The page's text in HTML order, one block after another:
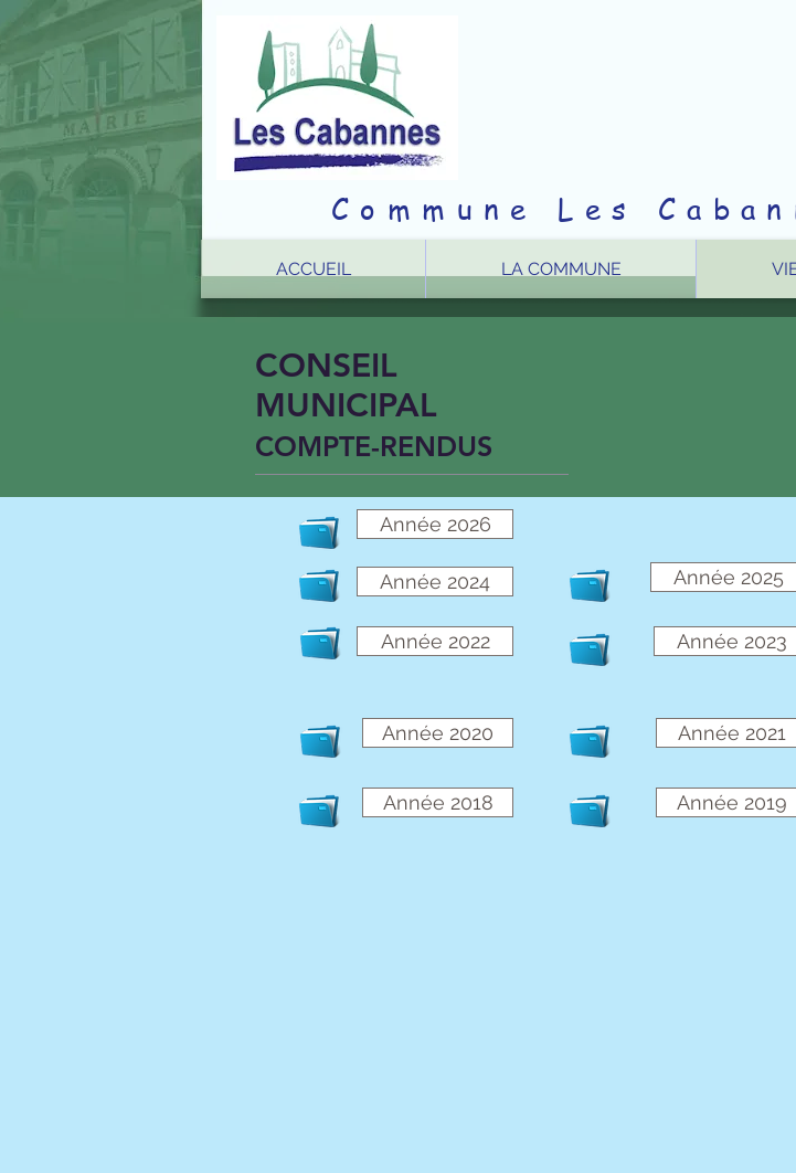
Commune Les
ACCUEIL LA COMMUNE
CONSEIL
MUNICIPAL
COMPTE-RENDUS
Année 2026
Année 2024
Année 2022
Année 2020
Année 2018
Année 2025
Année 2023
Année 2021
Année 2019